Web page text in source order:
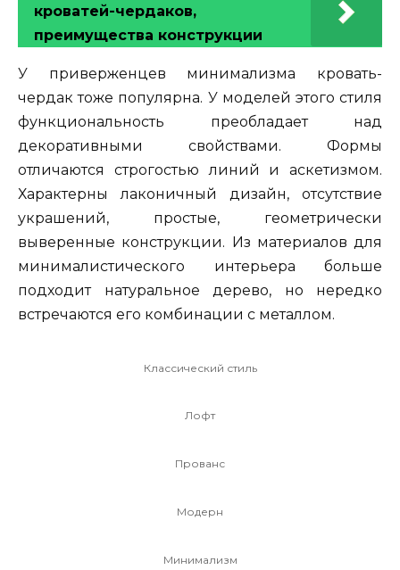
кроватей-чердаков,
преимущества конструкции
У приверженцев минимализма кровать-
чердак тоже популярна. У моделей этого стиля
функциональность преобладает над
декоративными свойствами. Формы
отличаются строгостью линий и аскетизмом.
Характерны лаконичный дизайн, отсутствие
украшений, простые, геометрически
выверенные конструкции. Из материалов для
минималистического интерьера больше
подходит натуральное дерево, но нередко
встречаются его комбинации с металлом.
Классический стиль
Лофт
Прованс
Модерн
Минимализм